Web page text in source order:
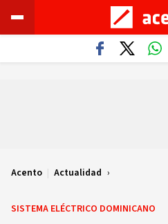
Acento | Actualidad
SISTEMA ELÉCTRICO DOMINICANO